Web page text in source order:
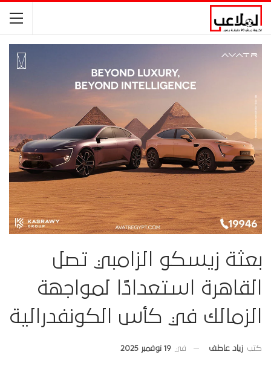
بعثة زيسكو الزامبي تصل
القاهرة استعدادًا لمواجهة
الزمالك في كأس الكونفدرالية
كتب زياد عاطف في 19 نوفمبر 2025